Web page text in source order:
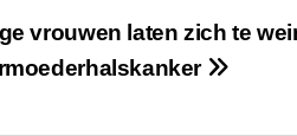
vrouwen laten zich te